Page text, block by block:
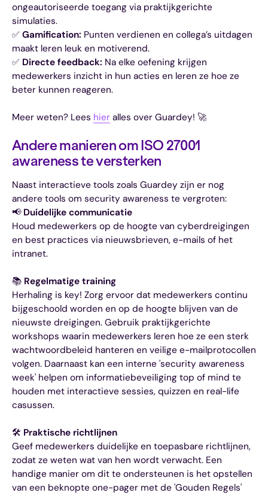
ongeautoriseerde toegang via praktijkgerichte
simulaties.
✅ Gamification: Punten verdienen en collega’s uitdagen
maakt leren leuk en motiverend.
✅ Directe feedback: Na elke oefening krijgen
medewerkers inzicht in hun acties en leren ze hoe ze
beter kunnen reageren.
Meer weten? Lees hier alles over Guardey! 🚀
Andere manieren om ISO 27001
awareness te versterken
Naast interactieve tools zoals Guardey zijn er nog
andere tools om security awareness te vergroten:
📢 Duidelijke communicatie
Houd medewerkers op de hoogte van cyberdreigingen
en best practices via nieuwsbrieven, e-mails of het
intranet.
📚 Regelmatige training
Herhaling is key! Zorg ervoor dat medewerkers continu
bijgeschoold worden en op de hoogte blijven van de
nieuwste dreigingen. Gebruik praktijkgerichte
workshops waarin medewerkers leren hoe ze een sterk
wachtwoordbeleid hanteren en veilige e-mailprotocollen
volgen. Daarnaast kan een interne 'security awareness
week' helpen om informatiebeveiliging top of mind te
houden met interactieve sessies, quizzen en real-life
casussen.
🛠️ Praktische richtlijnen
Geef medewerkers duidelijke en toepasbare richtlijnen,
zodat ze weten wat van hen wordt verwacht. Een
handige manier om dit te ondersteunen is het opstellen
van een beknopte one-pager met de 'Gouden Regels'